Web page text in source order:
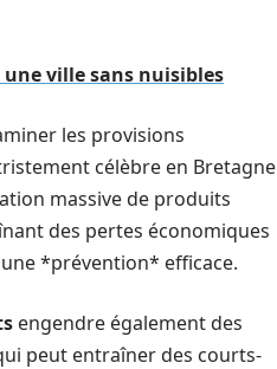
ville sans nuisibles
les provisions
célèbre en Bretagne
massive de produits
des pertes économiques
*prévention* efficace.
engendre également des
peut entraîner des courts-